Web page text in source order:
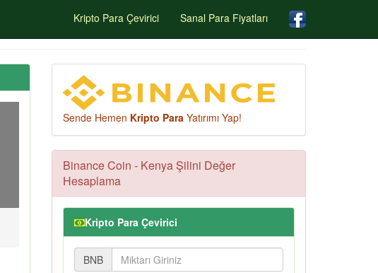
Kripto Para Çevirici Sanal Para Fiyatları
Sende Hemen Kripto Para Yatırımı Yap!
Binance Coin - Kenya Şilini Değer
Hesaplama
Kripto Para Çevirici
BNB